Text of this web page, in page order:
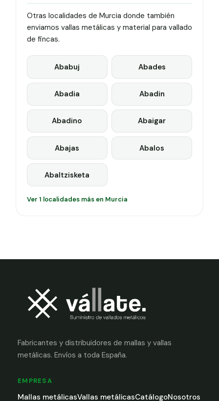
Otras localidades de Murcia donde también
enviamos vallas metálicas y material para vallado
de fincas.
Ababuj Abades
Abadia Abadin
Abadino Abaigar
Abajas Abalos
Abaltzisketa
Ver 1 localidades más en Murcia
Fabricantes y distribuidores de mallas y vallas
metálicas. Envíos a toda España.
EMPRESA
Mallas metálicasVallas metálicasCatálogoNosotros